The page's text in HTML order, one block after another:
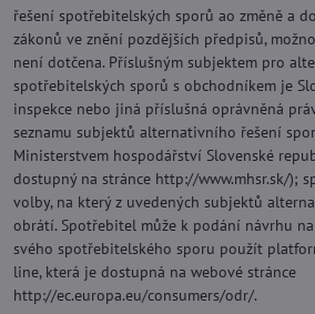
řešení spotřebitelských sporů ao změně a
zákonů ve znění pozdějších předpisů,
není dotčena. Příslušným subjektem pro
spotřebitelských sporů s obchodníkem je
inspekce nebo jiná příslušná oprávněná
seznamu subjektů alternativního řešení
Ministerstvem hospodářství Slovenské
dostupný na stránce http://www.mhsr.sk/);
volby, na který z uvedených subjektů
obrátí. Spotřebitel může k podání návrhu
svého spotřebitelského sporu použít
line, která je dostupná na webové stránce
http://ec.europa.eu/consumers/odr/.